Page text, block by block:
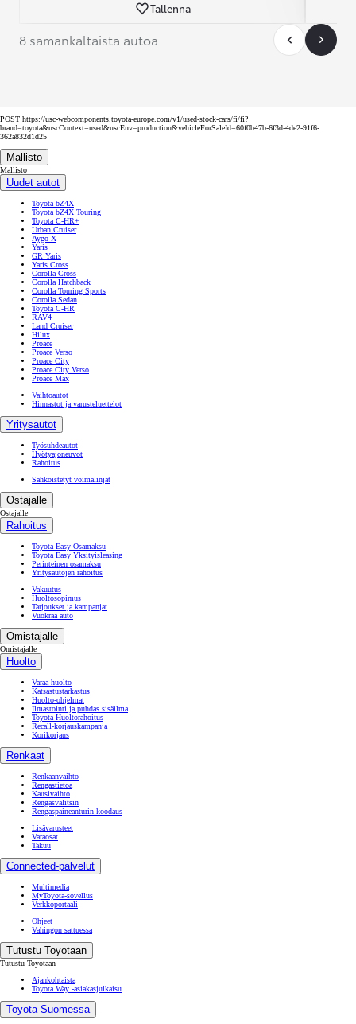
Tallenna
8 samankaltaista autoa
POST https://usc-webcomponents.toyota-europe.com/v1/used-stock-cars/fi/fi?
brand=toyota&uscContext=used&uscEnv=production&vehicleForSaleId=60f0b47b-6f3d-4de2-91f6-
362a832d1d25
Mallisto
Mallisto
Uudet autot
Toyota bZ4X
Toyota bZ4X Touring
Toyota C-HR+
Urban Cruiser
Aygo X
Yaris
GR Yaris
Yaris Cross
Corolla Cross
Corolla Hatchback
Corolla Touring Sports
Corolla Sedan
Toyota C-HR
RAV4
Land Cruiser
Hilux
Proace
Proace Verso
Proace City
Proace City Verso
Proace Max
Vaihtoautot
Hinnastot ja varusteluettelot
Yritysautot
Työsuhdeautot
Hyötyajoneuvot
Rahoitus
Sähköistetyt voimalinjat
Ostajalle
Ostajalle
Rahoitus
Toyota Easy Osamaksu
Toyota Easy Yksityisleasing
Perinteinen osamaksu
Yritysautojen rahoitus
Vakuutus
Huoltosopimus
Tarjoukset ja kampanjat
Vuokraa auto
Omistajalle
Omistajalle
Huolto
Varaa huolto
Katsastustarkastus
Huolto-ohjelmat
Ilmastointi ja puhdas sisäilma
Toyota Huoltorahoitus
Recall-korjauskampanja
Korikorjaus
Renkaat
Renkaanvaihto
Rengastietoa
Kausivaihto
Rengasvalitsin
Rengaspaineanturin koodaus
Lisävarusteet
Varaosat
Takuu
Connected-palvelut
Multimedia
MyToyota-sovellus
Verkkoportaali
Ohjeet
Vahingon sattuessa
Tutustu Toyotaan
Tutustu Toyotaan
Ajankohtaista
Toyota Way -asiakasjulkaisu
Toyota Suomessa